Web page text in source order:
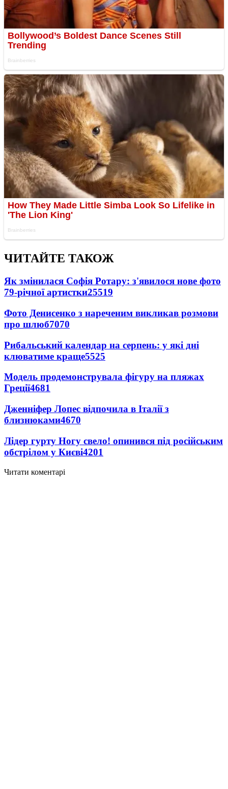
ЧИТАЙТЕ ТАКОЖ
Як змінилася Софія Ротару: з'явилося нове фото
79-річної артистки25519
Фото Денисенко з нареченим викликав розмови
про шлюб7070
Рибальський календар на серпень: у які дні
клюватиме краще5525
Модель продемонструвала фігуру на пляжах
Греції4681
Дженніфер Лопес відпочила в Італії з
близнюками4670
Лідер гурту Ногу свело! опинився під російським
обстрілом у Києві4201
Читати коментарі